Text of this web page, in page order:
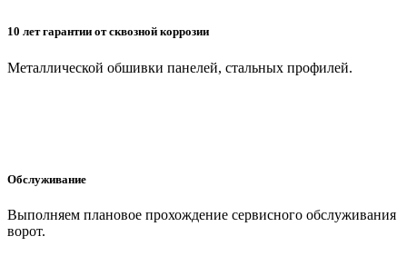
10 лет гарантии от сквозной коррозии
Металлической обшивки панелей, стальных профилей.
Обслуживание
Выполняем плановое прохождение сервисного обслуживания
ворот.